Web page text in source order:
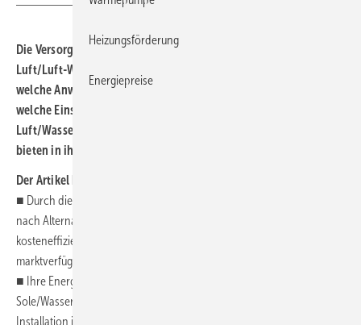
Die Versorgungsproblematik fossiler Energieträger hat auch
Luft/Luft-Wärmepumpensysteme in den Fokus gerückt. Doch für
welche Anwendungen eignet sich diese Technologie? Und
welche Einsparpotenziale gibt es? Denn sowohl klassische
Luft/Wasser-Wärmepumpen als auch Luft/Luft-Wärmepumpen
bieten in ihrem jeweiligen Einsatzbereich Vorteile.
Der Artikel kompakt zusammengefasst
■ Durch die hohen Energiepreise suchen viele Immobilieneigentümer
nach Alternativen, um ihr Gebäude komfortabel, energie- und
kosteneffizient sowie zukunftssicher zu beheizen. Eine
marktverfügbare Lösung sind Luft/Luft-Wärmepumpensysteme.
■ Ihre Energieeffizienz übertrifft die von Luft/Wasser- und
Sole/Wasser-Wärmepumpen, die Investitionskosten sind geringer, die
Installation ist im Vergleich einfacher und sie sind schnell verfügbar.
Heizungsförderung
Energiepreise